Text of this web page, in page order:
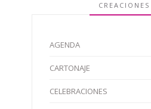
CREACIONES
AGENDA
CARTONAJE
CELEBRACIONES